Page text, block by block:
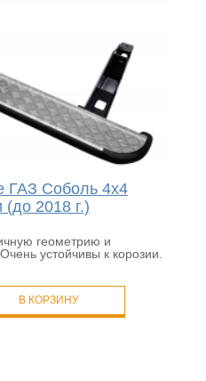
ГАЗ Соболь 4х4
(до 2018 г.)
геометрию и
устойчивы к корозии.
В КОРЗИНУ